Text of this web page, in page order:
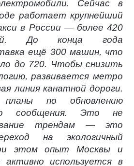
Сейчас в
работает крупнейший
в России — более 420
До конца года
ещё 300 машин, что
до 720. Чтобы снизить
развивается метро
линия канатной дороги.
по обновлению
сообщения. Это не
трендам — это
на экологичный
этом опыт Москвы и
активно используется в